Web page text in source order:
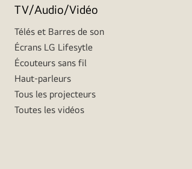
TV/Audio/Vidéo
Télés et Barres de son
Écrans LG Lifesytle
Écouteurs sans fil
Haut-parleurs
Tous les projecteurs
Toutes les vidéos